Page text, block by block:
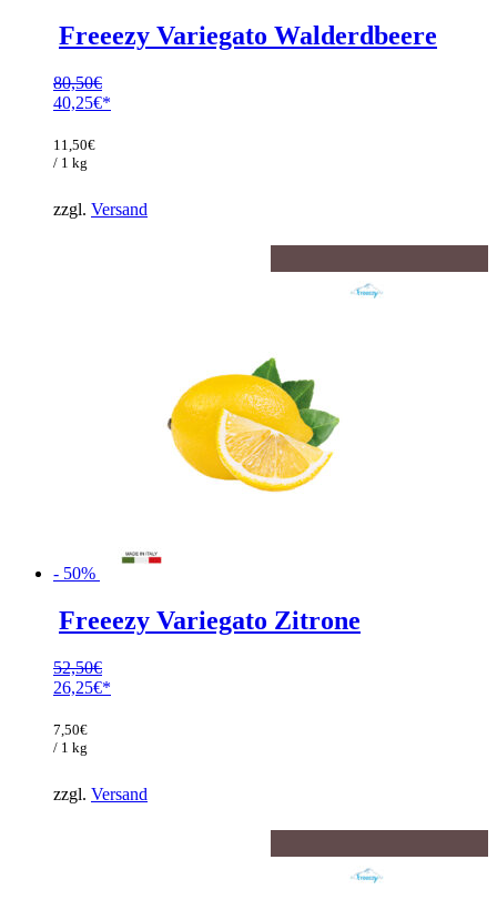
Freeezy Variegato Walderdbeere
80,50€
Ursprünglicher
war:
80,50€
40,25€
Preis
ist:
11,50€
/ 1 kg
zzgl. Versand
- 50%
Freeezy Variegato Zitrone
52,50€
Ursprünglicher
war:
52,50€
26,25€
Preis
ist:
7,50€
/ 1 kg
zzgl. Versand